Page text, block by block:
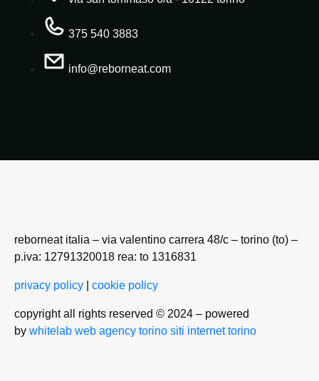
375 540 3883
info@reborneat.com
reborneat italia – via valentino carrera 48/c – torino (to) –
p.iva: 12791320018 rea: to 1316831
privacy policy cookie policy
copyright all rights reserved © 2024 – powered
by whitelab web agency torino siti internet torino